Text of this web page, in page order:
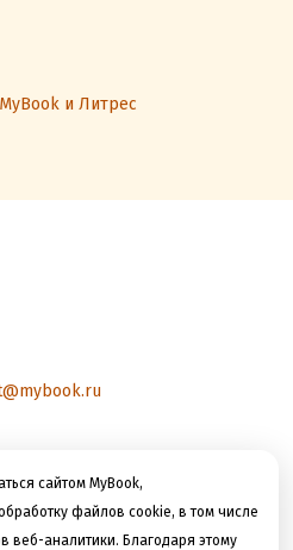
сайтом MyBook,
файлов cookie, в том числе
веб-аналитики. Благодаря этому
и Литрес